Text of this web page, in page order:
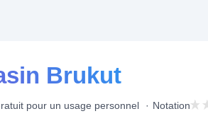
Brukut
pour un usage personnel Notation